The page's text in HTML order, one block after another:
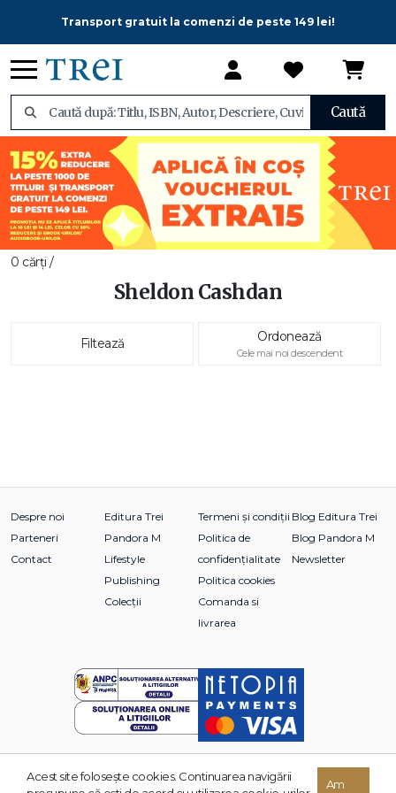
Transport gratuit la comenzi de peste 149 lei!
Caută
0 cărți /
Sheldon Cashdan
Filtează Ordonează
Cele mai noi descendent
Despre noi
Parteneri
Contact
Editura Trei
Pandora M
Lifestyle
Publishing
Colecții
Termeni și condiții
Politica de
confidențialitate
Politica cookies
Comanda si
livrarea
Blog Editura Trei
Blog Pandora M
Newsletter
© 2026 Grupul Editorial TREI. Toate drepturile rezervate.
Acest site foloseşte cookies. Continuarea navigării
Am